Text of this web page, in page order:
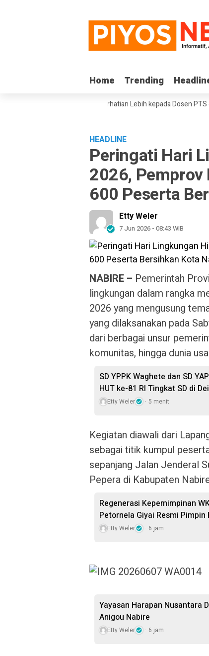
Home Trending
Home Trending
Minta Pemerintah Beri Perhatian Lebih kepada Dosen PTS di
HEADLINE
Peringati Hari
2026, Pemprov
600 Peserta
Etty Weler
7 Jun 2026 - 08:43 WIB
NABIRE – Pemerintah
lingkungan dalam rangka
2026 yang mengusung
yang dilaksanakan pada
dari berbagai unsur
komunitas, hingga dunia
SD YPPK Waghete dan SD
HUT ke-81 RI Tingkat SD di
Etty Weler 5 menit
Kegiatan diawali dari
sebagai titik kumpul
sepanjang Jalan Jenderal
Pepera di Kabupaten
Regenerasi Kepemimpinan
Petornela Giyai Resmi
Etty Weler 6 jam
Yayasan Harapan Nusantara
Anigou Nabire
Etty Weler 6 jam